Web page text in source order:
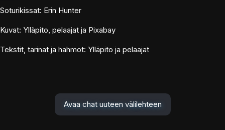
Soturikissat: Erin Hunter
Kuvat: Ylläpito, pelaajat ja Pixabay
Tekstit, tarinat ja hahmot: Ylläpito ja pelaajat
Avaa chat uuteen välilehteen